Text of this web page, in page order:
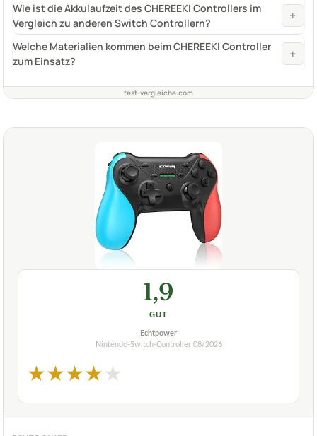
Wie ist die Akkulaufzeit des CHEREEKI Controllers im
Vergleich zu anderen Switch Controllern?
+
Welche Materialien kommen beim CHEREEKI Controller
zum Einsatz?
+
test-vergleiche.com
1,9
GUT
Echtpower
Nintendo-Switch-Controller 08/2026
★★★★★